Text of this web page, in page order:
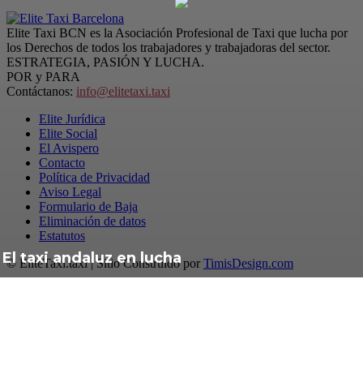
El taxi andaluz en lucha
Elite Taxi BCN es la Asociación Profesional de Taxi que lucha por
los Derechos de todos los trabajadores y trabajadoras del sector.
ESTRATEGIA, PASIÓN Y LUCHA.
POR y PARA
Contáctanos: info@elitetaxi.taxi
Elite Jurídica
Elite Social
El Avispero
Contacto
Política de Privacidad
Aviso Legal
Formulario de Baja
Eliminación de datos
Estatutos
© EliteTaxi.taxi | Sitio Construido por TimisDesign.com